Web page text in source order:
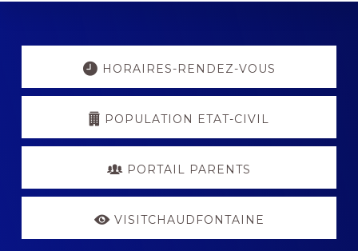
Explore
HORAIRES-RENDEZ-VOUS
POPULATION ETAT-CIVIL
PORTAIL PARENTS
VISITCHAUDFONTAINE